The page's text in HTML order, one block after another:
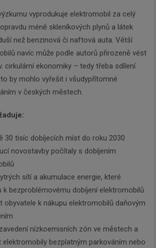
vyprodukuje elektromobil za celý
méně skleníkových plynů a látek
než benzinová či naftová auta. Větší
navíc může podle autorů přirozeně vést
cirkulární ekonomiky – tedy třeba sdílení
by mohlo vyřešit i všudypřítomné
v českých městech.
30 tisíc dobíjecích míst do roku 2030
novostavby počítaly s dobíjením
sítí a akumulace energie, které
k bezproblémovému dobíjení elektromobilů
obyvatele k nákupu elektromobilů daňovým
nízkoemisních zón ve městech a
elektromobily bezplatným parkováním nebo